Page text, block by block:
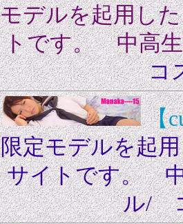
モデルを起用し
トです。 中高
コ
【
限定モデルを起
サイトです。
ル/